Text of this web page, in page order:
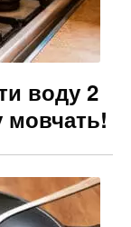
воду 2